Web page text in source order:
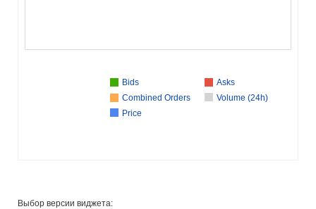
Bids
Asks
Combined Orders
Volume (24h)
Price
Выбор версии виджета: